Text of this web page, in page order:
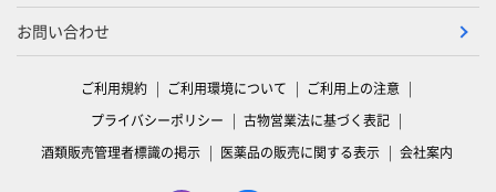
お問い合わせ
ご利用規約 ご利用環境について
ご利用上の注意
プライバシーポリシー
古物営業法に基づく表記
酒類販売管理者標識の掲示
医薬品の販売に関する表示 会社案内